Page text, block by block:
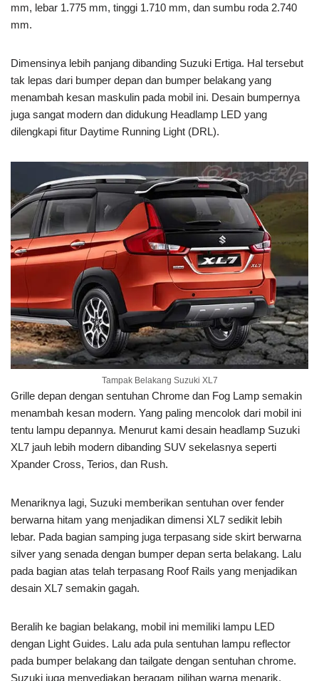
mm, lebar 1.775 mm, tinggi 1.710 mm, dan sumbu roda 2.740
mm.
Dimensinya lebih panjang dibanding Suzuki Ertiga. Hal tersebut
tak lepas dari bumper depan dan bumper belakang yang
menambah kesan maskulin pada mobil ini. Desain bumpernya
juga sangat modern dan didukung Headlamp LED yang
dilengkapi fitur Daytime Running Light (DRL).
Tampak Belakang Suzuki XL7
Grille depan dengan sentuhan Chrome dan Fog Lamp semakin
menambah kesan modern. Yang paling mencolok dari mobil ini
tentu lampu depannya. Menurut kami desain headlamp Suzuki
XL7 jauh lebih modern dibanding SUV sekelasnya seperti
Xpander Cross, Terios, dan Rush.
Menariknya lagi, Suzuki memberikan sentuhan over fender
berwarna hitam yang menjadikan dimensi XL7 sedikit lebih
lebar. Pada bagian samping juga terpasang side skirt berwarna
silver yang senada dengan bumper depan serta belakang. Lalu
pada bagian atas telah terpasang Roof Rails yang menjadikan
desain XL7 semakin gagah.
Beralih ke bagian belakang, mobil ini memiliki lampu LED
dengan Light Guides. Lalu ada pula sentuhan lampu reflector
pada bumper belakang dan tailgate dengan sentuhan chrome.
Suzuki juga menyediakan beragam pilihan warna menarik,